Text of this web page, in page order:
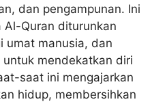
dan pengampunan. Ini
Al-Quran diturunkan
umat manusia, dan
mendekatkan diri
saat ini mengajarkan
hidup, membersihkan